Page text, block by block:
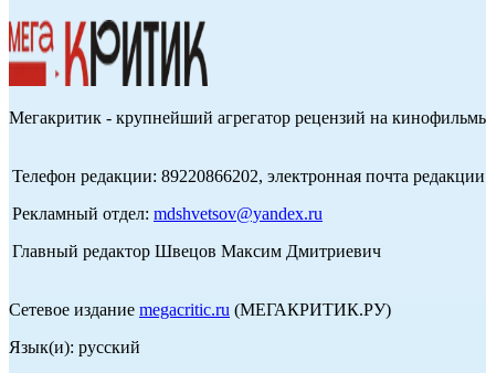
Мегакритик - крупнейший агрегатор рецензий на
Телефон редакции: 89220866202, электронная почта
Рекламный отдел: mdshvetsov@yandex.ru
Главный редактор Швецов Максим Дмитриевич
Сетевое издание megacritic.ru (МЕГАКРИТИК.РУ)
Язык(и): русский